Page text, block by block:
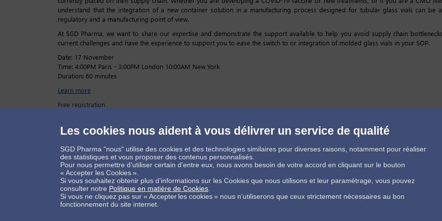
understand that the integration of a new container solution in a manufacturing process designed for tubular glass vials can be
regulatory and a manufacturing point of view.
At SGD Pharma, we want to share our expertise and demonstrate the support available to help you avoid supply chain
current challenges and have the experience to support you to ease the switch to or integration of molded glass vials in your SOP.
Date: 17 November
Time: 4:00PM Paris - 3:00PM London 10:00AM New York
Duration: 60 minutes
Learn more
Free registration
Connectons-nous
Contactez-nous ! Informations légales Conditions Générales de Vente Politique de protection des données
Les cookies nous aident à vous délivrer un service de qualité
SGD Pharma "nous" utilise des cookies et des technologies similaires pour diverses raisons, notamment pour réaliser
des statistiques et vous proposer des contenus personnalisés.
Pour nous permettre d’utiliser certain d’entre eux, nous avons besoin de votre accord en cliquant sur le bouton
« Accepter les Cookies ».
Si vous souhaitez obtenir plus d’informations sur les Cookies que nous utilisons et leur paramétrage, vous pouvez
consulter notre Politique en matière de Cookies
Si vous ne cliquez pas sur « Accepter les cookies » nous n’utiliserons que ceux strictement nécessaires au bon
fonctionnement du site internet.